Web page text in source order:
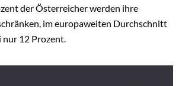
der Österreicher werden ihre
im europaweiten Durchschnitt
nur 12 Prozent.